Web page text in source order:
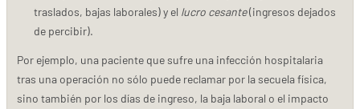
traslados, bajas laborales) y el lucro cesante(ingresos dejados
de percibir).
Por ejemplo, una paciente que sufre una infección hospitalaria
tras una operación no sólo puede reclamar por la secuela física,
sino también por los días de ingreso, la baja laboral o el impacto